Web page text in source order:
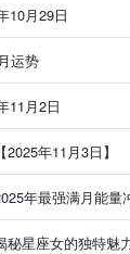
10月29日
运势
11月2日
年11月3日】
年最强满月能
秘星座女的独特魅